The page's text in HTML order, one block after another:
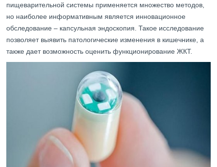
пищеварительной системы применяется множество методов,
но наиболее информативным является инновационное
обследование – капсульная эндоскопия. Такое исследование
позволяет выявить патологические изменения в кишечнике, а
также дает возможность оценить функционирование ЖКТ.